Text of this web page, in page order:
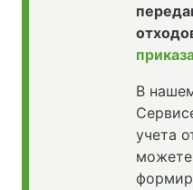
В
учета
можете